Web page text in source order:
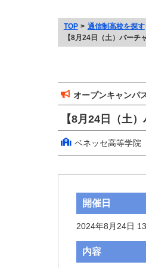
TOP 通信制高校を探す
【8月24日（土）バー
オープンキャンパ
【8月24日（土
ベネッセ高等学院
開催日
2024年8月24日
内容